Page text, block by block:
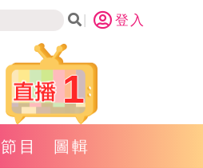
登入
1
節目 圖輯